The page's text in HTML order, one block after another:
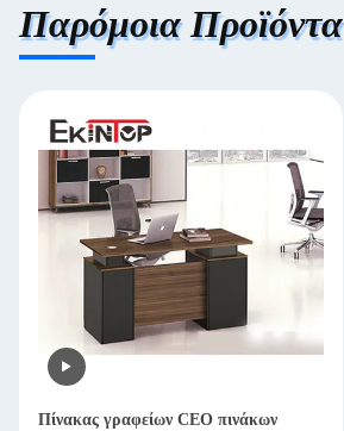
Παρόμοια Προϊόντα
Πίνακας γραφείων CEO πινάκων